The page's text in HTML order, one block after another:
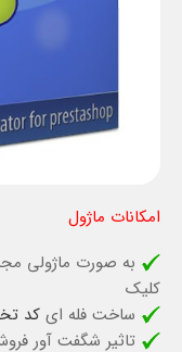
امکانات ماژول
به صورت ماژولی
کلیک
ساخت فله ای کد
تاثیر شگفت آور